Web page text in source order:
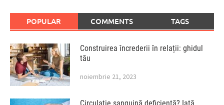
POPULAR COMMENTS TAGS
Construirea încrederii în relații: ghidul
tău
noiembrie 21, 2023